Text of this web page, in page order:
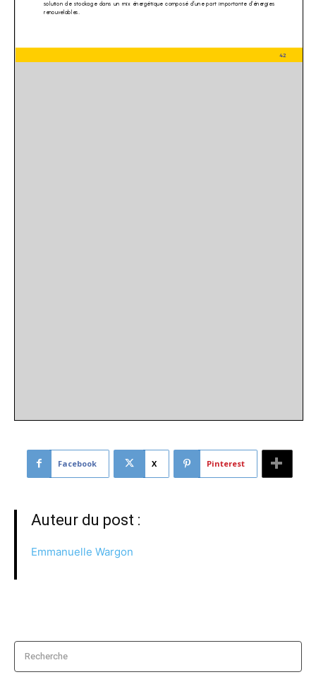
Facebook X Pinterest
Auteur du post :
Emmanuelle Wargon
Recherche